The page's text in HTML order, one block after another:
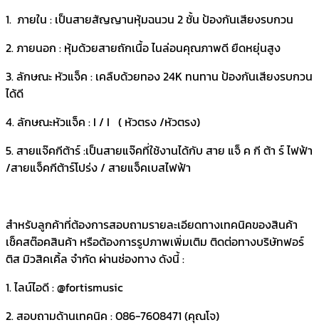
1. ภายใน : เป็นสายสัญญานหุ้มฉนวน 2 ชั้น ป้องกันเสียงรบกวน
2. ภายนอก : หุ้มด้วยสายถักเนื้อ ไนล่อนคุณภาพดี ยืดหยุ่นสูง
3. ลักษณะ หัวแจ็ค : เคลืบด้วยทอง 24K ทนทาน ป้องกันเสียงรบกวน
ได้ดี
4. ลักษณะหัวแจ็ค : I / I ( หัวตรง /หัวตรง)
5. สายแจ๊คกีต้าร์ :เป็นสายแจ๊คที่ใช้งานได้กับ สาย แจ็ ค กี ต้า ร์ ไฟฟ้า
/สายแจ็คกีต้าร์โปร่ง / สายแจ็คเบสไฟฟ้า
สำหรับลูกค้าที่ต้องการสอบถามรายละเอียดทางเทคนิคของสินค้า
เช็คสต๊อคสินค้า หรือต้องการรูปภาพเพิ่มเติม ติดต่อทางบริษัทฟอร์
ติส มิวสิคเคิ้ล จำกัด ผ่านช่องทาง ดังนี้ :
1. ไลน์ไอดี : @fortismusic
2. สอบถามด้านเทคนิค : 086-7608471 (คุณโจ)